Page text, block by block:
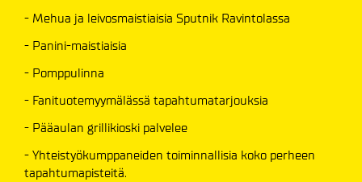
- Mehua ja leivosmaistiaisia Sputnik Ravintolassa
- Panini-maistiaisia
- Pomppulinna
- Fanituotemyymälässä tapahtumatarjouksia
- Pääaulan grillikioski palvelee
- Yhteistyökumppaneiden toiminnallisia koko perheen
tapahtumapisteitä.